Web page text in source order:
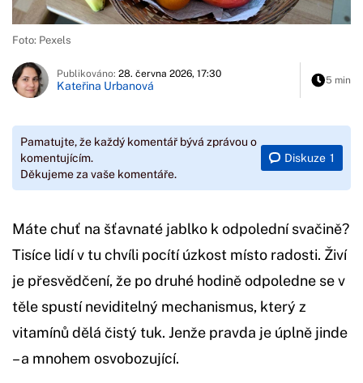
Foto: Pexels
Publikováno: 28. června 2026, 17:30
Kateřina Urbanová 5 min
Pamatujte, že každý komentář bývá zprávou o
komentujícím.
Děkujeme za vaše komentáře.
Diskuze 1
Máte chuť na šťavnaté jablko k odpolední svačině?
Tisíce lidí v tu chvíli pocítí úzkost místo radosti. Živí
je přesvědčení, že po druhé hodině odpoledne se v
těle spustí neviditelný mechanismus, který z
vitamínů dělá čistý tuk. Jenže pravda je úplně jinde
– a mnohem osvobozující.